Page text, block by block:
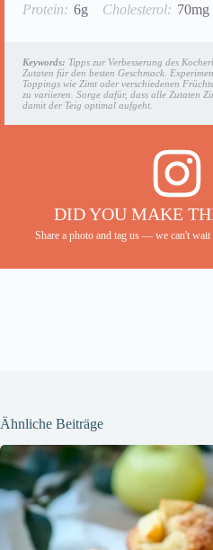
Protein: 6g Cholesterol: 70mg
Keywords: Tipps zur Verbesserung des
Zutaten für den besten Geschmack.
Toppings wie Zimt oder verschiedenen
zu variieren. Sorge dafür, dass alle Zutaten
damit der Teig optimal aufgeht.
DID YOU MAKE
Share a photo and tag us — we can't wait
Ähnliche Beiträge